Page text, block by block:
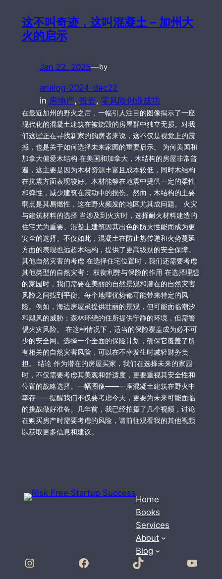
这不叫奇迹，这叫混凝土 – 加州大
火的启示
Jan 22, 2025—by
analog-2024-dec22
in 房地产, 投资, 零风险创业成功
在最近加州的野火之后，一幅引人注目的图像揭示了一座
现代化的混凝土建筑在被烧毁的房屋群中独立无损。对我
们这些正在寻找新家的购房者来说，这不仅是视觉上的震
撼，也是关于如何选择未来家园的重要启示。 为何美国和
加拿大偏爱木结构 在美国和加拿大，木结构的房屋非常普
遍，这主要是因为木材资源丰富且成本较低，同时木结构
在抗震方面表现较好。木材能够在地震中提供一定的柔性
和弹性，减少建筑在震动中的损伤。然而，木结构的主要
弱点是其易燃性，这在野火频发的地区尤其成问题。 火灾
与建筑材料的选择 当涉及到火灾时，选择耐火材料建造的
住宅尤为重要。混凝土建筑因其出色的防火性能而成为更
安全的选择。不仅如此，混凝土在防止热传递和火势蔓延
方面的表现也远超木结构，提供了更高级别的安全保障。
其他自然灾害的考虑 在选择住宅位置时，我们还需要考虑
其他类型的自然灾害： 权衡利弊与保险的作用 在选择理想
的家园时，我们需要在美丽的自然景观和潜在的自然灾害
风险之间找到平衡。每个地理优势都可能带来特定的风
险。例如，海边房屋虽提供壮丽的景观，但可能面临潮汐
和飓风的威胁；森林环绕的住所提供宁静的环境，但需警
惕火灾风险。 在这种情况下，适当的保险覆盖成为必不可
少的安全网。选择一个全面的保险计划，确保它覆盖了所
有相关的自然灾害风险，可以在不幸发生时减轻财务负
担。 结论 作为潜在的房屋买家，我们在选择未来的家园
时，不仅需要考虑其美观和舒适度，更要重视其安全性和
位置的战略选择。一幅图像——一座混凝土建筑在野火中
幸存——提醒我们不仅要考虑今天，更要为未来可能面临
的挑战做好准备。几年前，我已经拍摄了几个视频，讨论
在购买房产时需要考虑的风险，请前往观看我的其他视频
以获取更多信息和建议。
Home
Books
Services
About
Blog
Instagram Facebook TikTok YouTube